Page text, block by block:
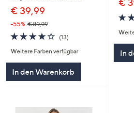
€ 39,99
-55% € 89,99
4.2
von
5
(13)
Weitere Farben verfügbar
In den Warenkorb
In